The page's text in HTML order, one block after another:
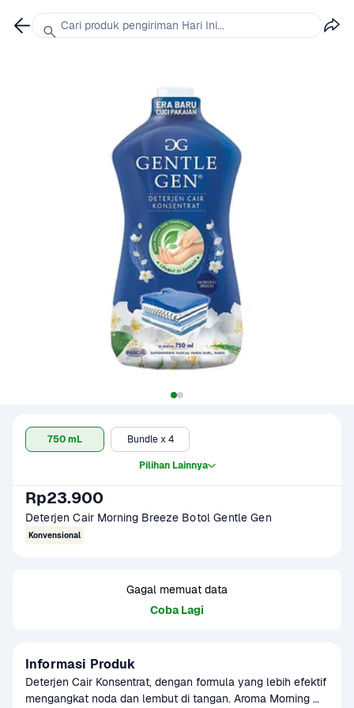
750 mL Bundle x 4
Pilihan Lainnya
Rp23.900
Deterjen Cair Morning Breeze Botol Gentle Gen
Konvensional
Gagal memuat data
Coba Lagi
Informasi Produk
Deterjen Cair Konsentrat, dengan formula yang lebih efektif
mengangkat noda dan lembut di tangan. Aroma Morning
Cari produk pengiriman Hari Ini...